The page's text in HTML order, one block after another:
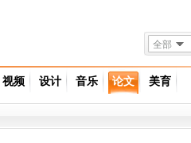
全部
视频 设计 音乐 论文 美育